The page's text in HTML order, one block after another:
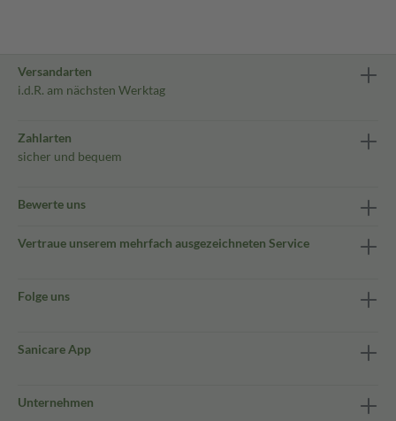
Versandarten
i.d.R. am nächsten Werktag
Zahlarten
sicher und bequem
Bewerte uns
Vertraue unserem mehrfach ausgezeichneten Service
Folge uns
Sanicare App
Unternehmen